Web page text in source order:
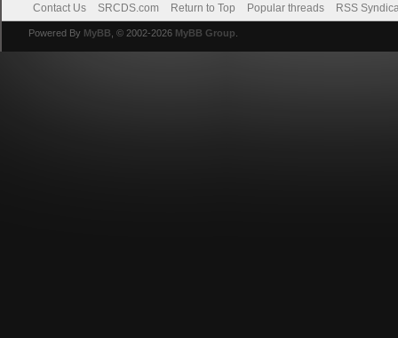
Contact Us SRCDS.com Return to Top Popular threads RSS
Powered By MyBB , © 2002-2026 MyBB Group